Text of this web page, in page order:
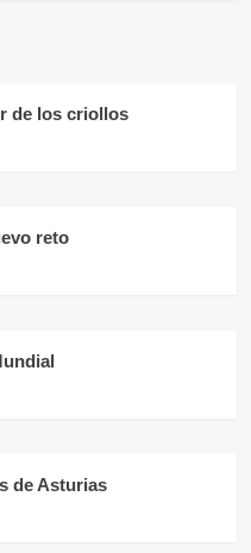
de los criollos
reto
de Asturias